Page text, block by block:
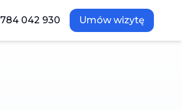
784 042 930 Umów wizytę